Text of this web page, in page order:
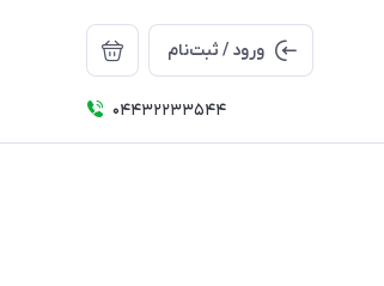
ورود / ثبت‌نام
04432233544